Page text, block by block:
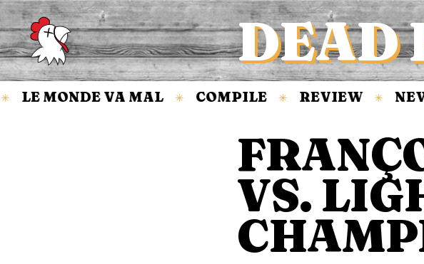
Accueil DEAD
LE MONDE VA MAL ✳ COMPILE REVIEW
VS.